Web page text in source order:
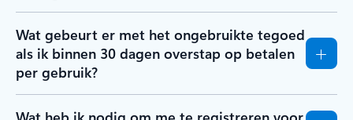
Wat gebeurt er met het ongebruikte tegoed
als ik binnen 30 dagen overstap op betalen
per gebruik?